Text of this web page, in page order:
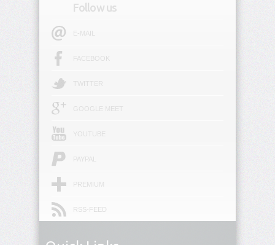
background-
background-
position-
background-
position-
background-
background-
size
block-
Follow us
E-MAIL
FACEBOOK
TWITTER
GOOGLE MEET
YOUTUBE
PAYPAL
PREMIUM
RSS-FEED